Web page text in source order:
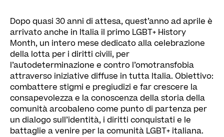
Dopo quasi 30 anni di attesa, quest’anno ad aprile è
arrivato anche in Italia il primo LGBT+ History
Month, un intero mese dedicato alla celebrazione
della lotta per i diritti civili, per
l’autodeterminazione e contro l’omotransfobia
attraverso iniziative diffuse in tutta Italia. Obiettivo:
combattere stigmi e pregiudizi e far crescere la
consapevolezza e la conoscenza della storia della
comunità arcobaleno come punto di partenza per
un dialogo sull’identità, i diritti conquistati e le
battaglie a venire per la comunità LGBT+ italiana.